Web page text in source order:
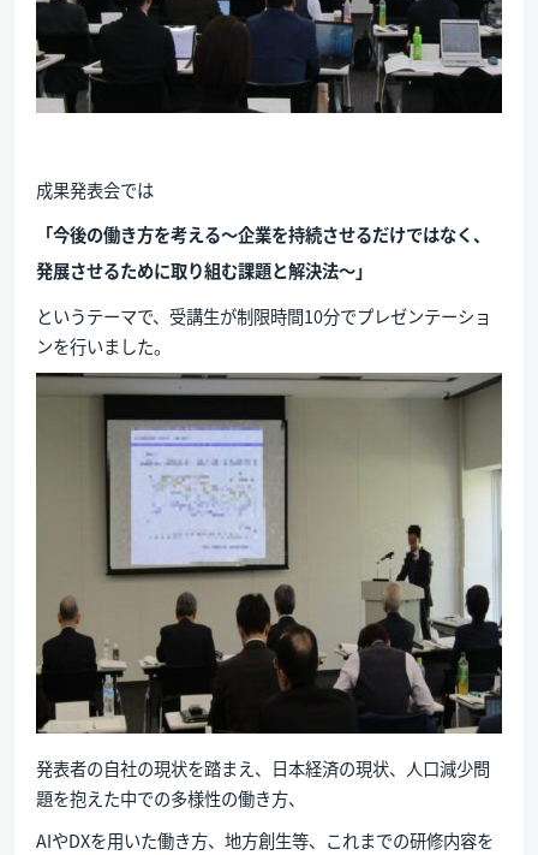
成果発表会では
「今後の働き方を考える～企業を持続させるだけではなく、
発展させるために取り組む課題と解決法～」
というテーマで、受講生が制限時間10分でプレゼンテーショ
ンを行いました。
発表者の自社の現状を踏まえ、日本経済の現状、人口減少問
題を抱えた中での多様性の働き方、
AIやDXを用いた働き方、地方創生等、これまでの研修内容を